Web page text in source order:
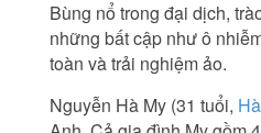
Bùng nổ trong đại dịch,
những bất cập như ô
toàn và trải nghiệm ảo.
Nguyễn Hà My (31 tuổi,